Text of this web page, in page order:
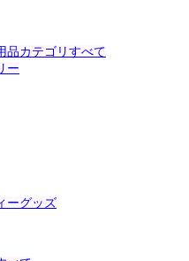
品カテゴリすべて
ー
ーグッズ